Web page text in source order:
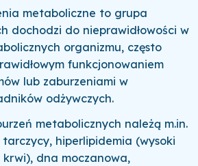
metaboliczne to grupa
dochodzi do nieprawidłowości w
organizmu, często
funkcjonowaniem
lub zaburzeniami w
odżywczych.
metabolicznych należą m.in.
hiperlipidemia (wysoki
dna moczanowa,